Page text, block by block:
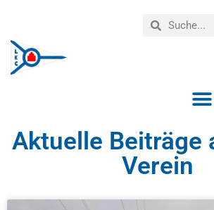
Aktuelle Beiträge
Verein